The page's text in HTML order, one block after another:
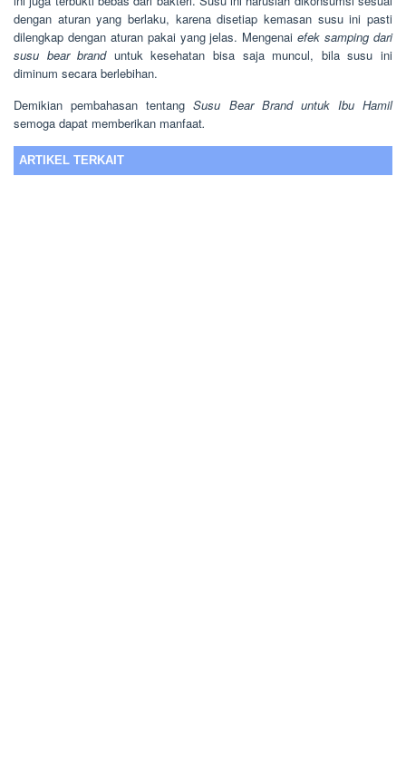
dengan aturan yang berlaku, karena disetiap kemasan susu ini pasti
dilengkap dengan aturan pakai yang jelas. Mengenaiefek samping dari
susu bear branduntuk kesehatan bisa saja muncul, bila susu ini
diminum secara berlebihan.
Demikian pembahasan tentangSusu Bear Brand untuk Ibu Hamil
semoga dapat memberikan manfaat.
ARTIKEL TERKAIT